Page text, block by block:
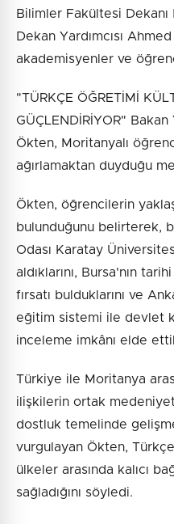
Bilimler Fakültesi
Dekan Yardımcısı
akademisyenler ve
"TÜRKÇE ÖĞRETİMİ
GÜÇLENDİRİYOR" Bakan
Ökten, Moritanyalı
ağırlamaktan duyduğu
Ökten, öğrencilerin
bulunduğunu belirterek,
Odası Karatay
aldıklarını, Bursa'nın
fırsatı bulduklarını ve
eğitim sistemi ile devlet
inceleme imkânı elde
Türkiye ile Moritanya
ilişkilerin ortak medeniyet
dostluk temelinde
vurgulayan Ökten, Türkçe
ülkeler arasında kalıcı
sağladığını söyledi.